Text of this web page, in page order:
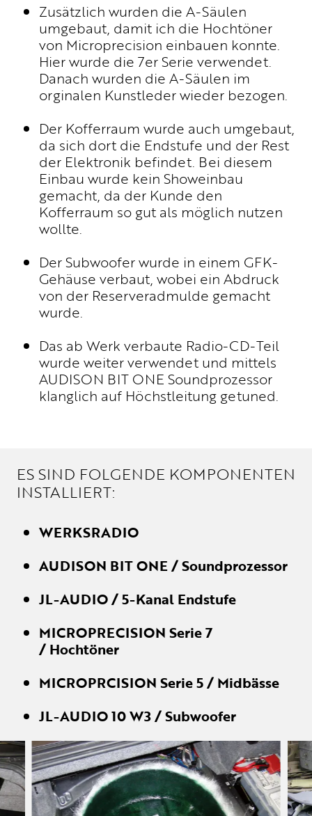
Zusätzlich wurden die A-Säulen
umgebaut, damit ich die Hochtöner
von Microprecision einbauen konnte.
Hier wurde die 7er Serie verwendet.
Danach wurden die A-Säulen im
orginalen Kunstleder wieder bezogen.
Der Kofferraum wurde auch umgebaut,
da sich dort die Endstufe und der Rest
der Elektronik befindet. Bei diesem
Einbau wurde kein Showeinbau
gemacht, da der Kunde den
Kofferraum so gut als möglich nutzen
wollte.
Der Subwoofer wurde in einem GFK-
Gehäuse verbaut, wobei ein Abdruck
von der Reserveradmulde gemacht
wurde.
Das ab Werk verbaute Radio-CD-Teil
wurde weiter verwendet und mittels
AUDISON BIT ONE Soundprozessor
klanglich auf Höchstleitung getuned.
ES SIND FOLGENDE KOMPONENTEN
INSTALLIERT:
WERKSRADIO
AUDISON BIT ONE / Soundprozessor
JL-AUDIO / 5-Kanal Endstufe
MICROPRECISION Serie 7
/ Hochtöner
MICROPRCISION Serie 5 / Midbässe
JL-AUDIO 10 W3 / Subwoofer